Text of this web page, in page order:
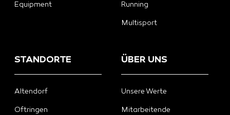
Equipment Running
Multisport
STANDORTE
Altendorf
Oftringen
ÜBER UNS
Unsere Werte
Mitarbeitende